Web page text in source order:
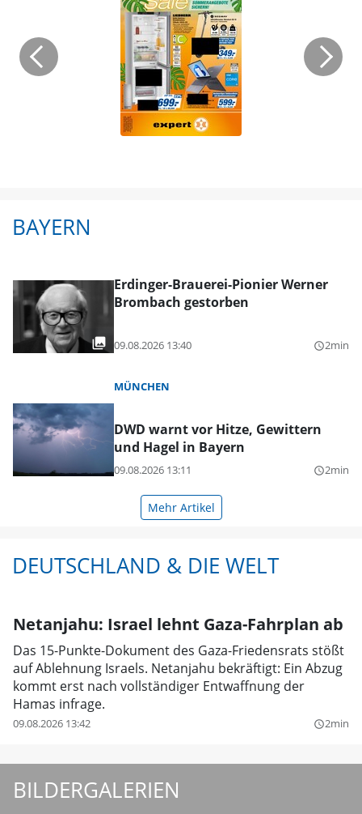
BAYERN
Erdinger-Brauerei-Pionier Werner
Brombach gestorben
09.08.2026 13:40 query_builder2min
MÜNCHEN
DWD warnt vor Hitze, Gewittern
und Hagel in Bayern
09.08.2026 13:11 query_builder2min
Mehr Artikel
DEUTSCHLAND & DIE WELT
Netanjahu: Israel lehnt Gaza-Fahrplan ab
Das 15-Punkte-Dokument des Gaza-Friedensrats stößt
auf Ablehnung Israels. Netanjahu bekräftigt: Ein Abzug
kommt erst nach vollständiger Entwaffnung der
Hamas infrage.
09.08.2026 13:42 query_builder2min
BILDERGALERIEN